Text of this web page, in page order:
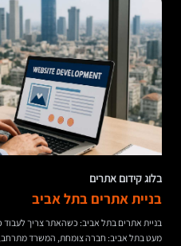
בלוג קידום אתרים
בניית אתרים בתל אביב
בניית אתרים בתל אביב: כשהאתר צריך
מעט בתל אביב: חברה צומחת, המשרד מתרחב,